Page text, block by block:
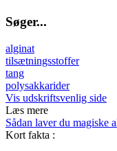
Søger...
alginat
tilsætningsstoffer
tang
polysakkarider
Vis udskriftsvenlig side
Læs mere
Sådan laver du magiske
Kort fakta :